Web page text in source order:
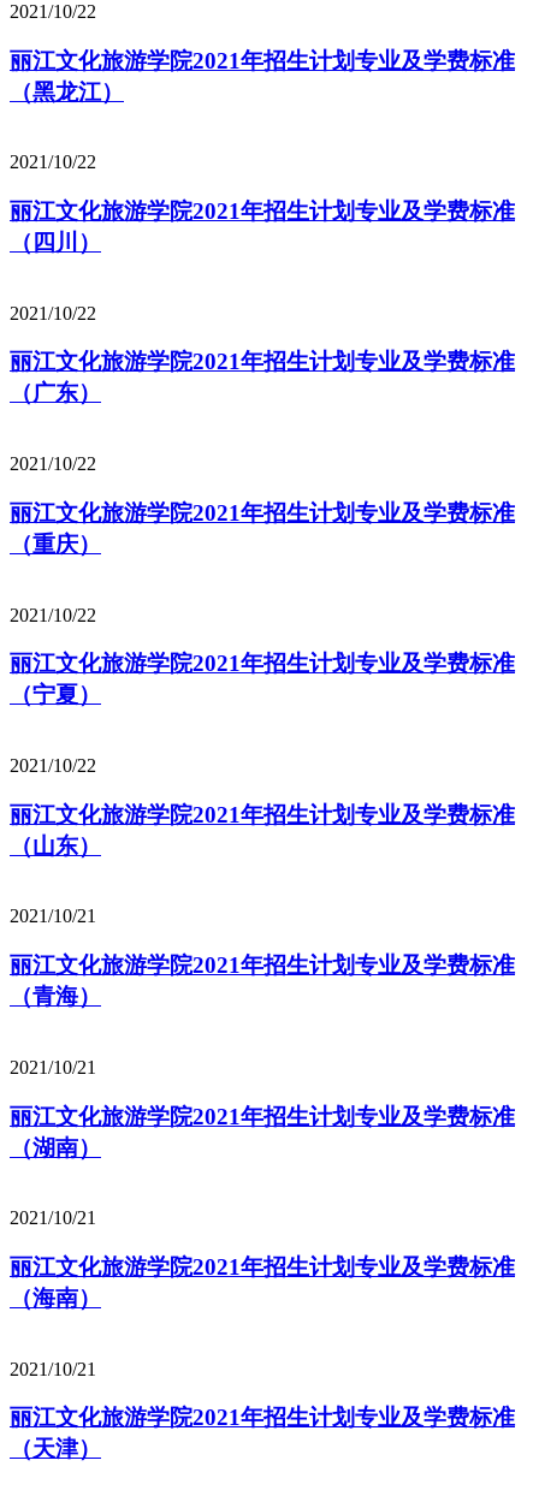
2021/10/22
丽江文化旅游学院2021年招生计划专业及学费标准
（黑龙江）
2021/10/22
丽江文化旅游学院2021年招生计划专业及学费标准
（四川）
2021/10/22
丽江文化旅游学院2021年招生计划专业及学费标准
（广东）
2021/10/22
丽江文化旅游学院2021年招生计划专业及学费标准
（重庆）
2021/10/22
丽江文化旅游学院2021年招生计划专业及学费标准
（宁夏）
2021/10/22
丽江文化旅游学院2021年招生计划专业及学费标准
（山东）
2021/10/21
丽江文化旅游学院2021年招生计划专业及学费标准
（青海）
2021/10/21
丽江文化旅游学院2021年招生计划专业及学费标准
（湖南）
2021/10/21
丽江文化旅游学院2021年招生计划专业及学费标准
（海南）
2021/10/21
丽江文化旅游学院2021年招生计划专业及学费标准
（天津）